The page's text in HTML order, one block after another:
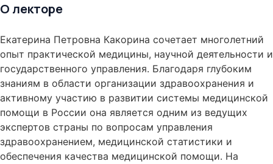
О лекторе
Екатерина Петровна Какорина сочетает многолетний
опыт практической медицины, научной деятельности и
государственного управления. Благодаря глубоким
знаниям в области организации здравоохранения и
активному участию в развитии системы медицинской
помощи в России она является одним из ведущих
экспертов страны по вопросам управления
здравоохранением, медицинской статистики и
обеспечения качества медицинской помощи. На